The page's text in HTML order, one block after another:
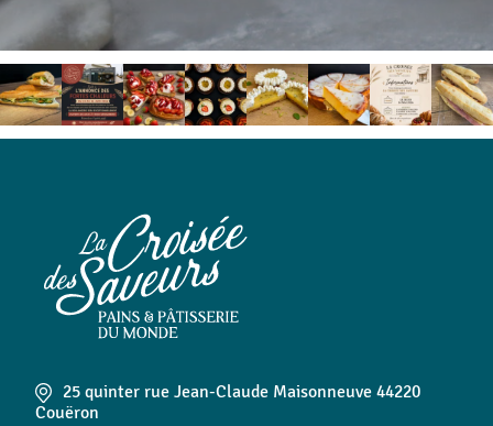
25 quinter rue Jean-Claude Maisonneuve 44220
Couëron